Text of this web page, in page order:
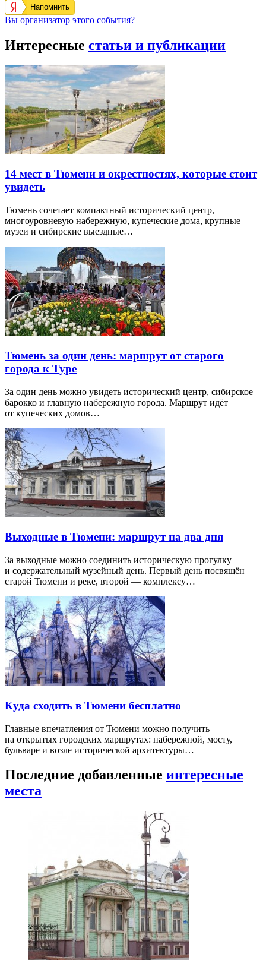
Напомнить
Вы организатор этого события?
Интересные статьи и публикации
14 мест в Тюмени и окрестностях, которые стоит
увидеть
Тюмень сочетает компактный исторический центр,
многоуровневую набережную, купеческие дома, крупные
музеи и сибирские выездные…
Тюмень за один день: маршрут от старого
города к Туре
За один день можно увидеть исторический центр, сибирское
барокко и главную набережную города. Маршрут идёт
от купеческих домов…
Выходные в Тюмени: маршрут на два дня
За выходные можно соединить историческую прогулку
и содержательный музейный день. Первый день посвящён
старой Тюмени и реке, второй — комплексу…
Куда сходить в Тюмени бесплатно
Главные впечатления от Тюмени можно получить
на открытых городских маршрутах: набережной, мосту,
бульваре и возле исторической архитектуры…
Последние добавленные интересные
места